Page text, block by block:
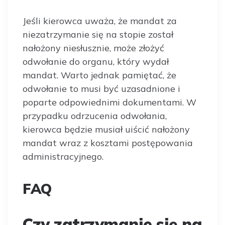
Jeśli kierowca uważa, że mandat za
niezatrzymanie się na stopie został
nałożony niesłusznie, może złożyć
odwołanie do organu, który wydał
mandat. Warto jednak pamiętać, że
odwołanie to musi być uzasadnione i
poparte odpowiednimi dokumentami. W
przypadku odrzucenia odwołania,
kierowca będzie musiał uiścić nałożony
mandat wraz z kosztami postępowania
administracyjnego.
FAQ